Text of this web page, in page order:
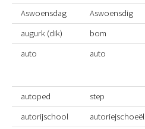
Aswoensdag
Aswoensdig
augurk (dik)
bom
auto
auto
autoped
step
autorijschool
autoriejschoeël